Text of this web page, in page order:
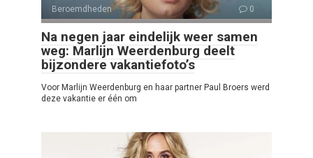
Beroemdheden 0
Na negen jaar eindelijk weer samen
weg: Marlijn Weerdenburg deelt
bijzondere vakantiefoto’s
Voor Marlijn Weerdenburg en haar partner Paul Broers werd
deze vakantie er één om